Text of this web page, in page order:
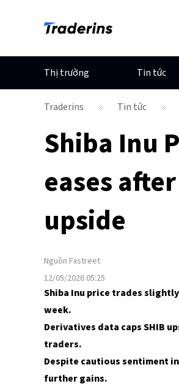
Thị trường Tin tức
Traderins Tin tức
Shiba Inu
eases
upside
Nguồn Fxstreet
12/05/2026 05:25
Shiba Inu price trades
week.
Derivatives data caps SHIB
traders.
Despite cautious sentiment
further gains.